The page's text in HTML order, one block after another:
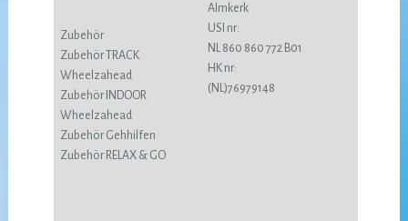
Zubehör
Zubehör TRACK
Wheelzahead
Zubehör INDOOR
Wheelzahead
Zubehör Gehhilfen
Zubehör RELAX & GO
Almkerk
USI nr:
NL 860 860 772 B01
HK nr:
(NL)76979148